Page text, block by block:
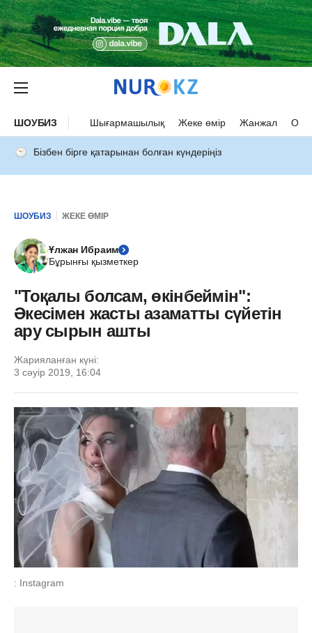
ШОУБИЗ Шығармашылық Жеке өмір Жанжал
Бізбен бірге қатарынан болған күндеріңіз
ШОУБИЗ ЖЕКЕ ӨМІР
Ұлжан Ибраим
Бұрынғы қызметкер
"Тоқалы болсам, өкінбеймін":
Әкесімен жасты азаматты сүйетін
ару сырын ашты
Жарияланған күні:
3 сәуір 2019, 16:04
: Instagram